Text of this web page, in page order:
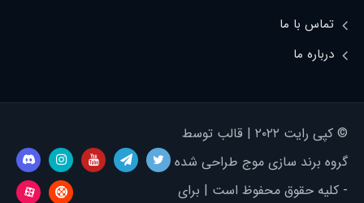
تماس با ما
درباره ما
© کپی رایت ۲۰۲۲ | قالب توسط
گروه برند سازی موج طراحی شده
- کلیه حقوق محفوظ است | برای